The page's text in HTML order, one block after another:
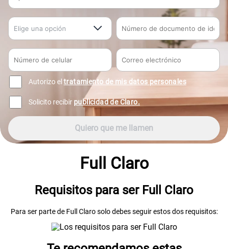
Autorizo el tratamiento de mis datos personales
Solicito recibir publicidad de Claro.
Quiero que me llamen
Full Claro
Requisitos para ser Full Claro
Para ser parte de Full Claro solo debes seguir estos dos requisitos: